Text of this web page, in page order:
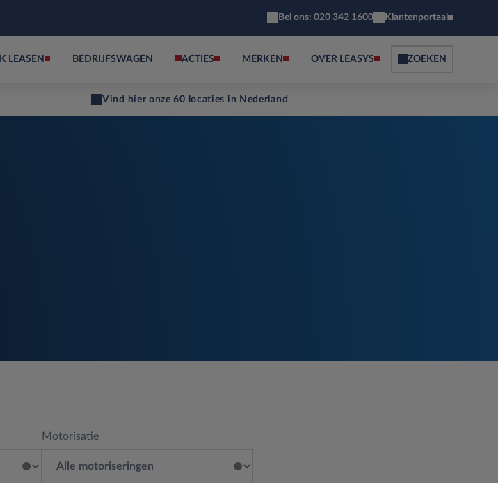
Bel ons: 020 342 1600 Klantenportaal
LEASEN BEDRIJFSWAGEN ACTIES MERKEN OVER LEASYS ZOEKEN
Vind hier onze 60 locaties in Nederland
Motorisatie